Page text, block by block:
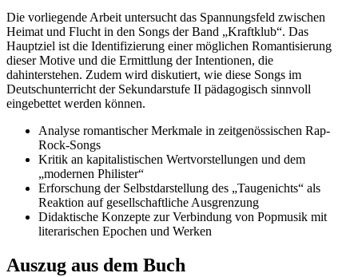
Die vorliegende Arbeit untersucht das Spannungsfeld zwischen
Heimat und Flucht in den Songs der Band „Kraftklub“. Das
Hauptziel ist die Identifizierung einer möglichen Romantisierung
dieser Motive und die Ermittlung der Intentionen, die
dahinterstehen. Zudem wird diskutiert, wie diese Songs im
Deutschunterricht der Sekundarstufe II pädagogisch sinnvoll
eingebettet werden können.
Analyse romantischer Merkmale in zeitgenössischen Rap-
Rock-Songs
Kritik an kapitalistischen Wertvorstellungen und dem
„modernen Philister“
Erforschung der Selbstdarstellung des „Taugenichts“ als
Reaktion auf gesellschaftliche Ausgrenzung
Didaktische Konzepte zur Verbindung von Popmusik mit
literarischen Epochen und Werken
Auszug aus dem Buch